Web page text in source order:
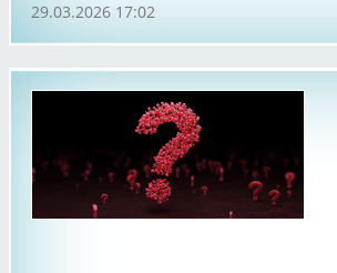
29.03.2026 17:02